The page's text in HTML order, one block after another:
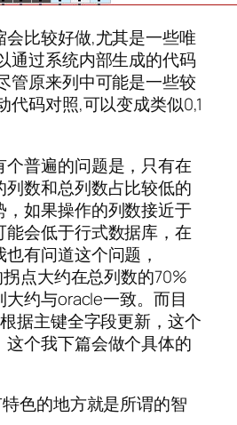
会比较好做,尤其是一些唯
通过系统内部生成的代码
管原来列中可能是一些较
代码对照,可以变成类似0,1
普遍的问题是，只有在
数和总列数占比较低的
，如果操作的列数接近于
会低于行式数据库，在
有问道这个问题，
点大约在总列数的70%
约与oracle一致。而目
据主键全字段更新，这个
个我下篇会做个具体的
色的地方就是所谓的智